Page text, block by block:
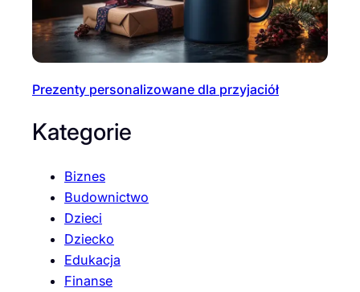
Prezenty personalizowane dla przyjaciół
Kategorie
Biznes
Budownictwo
Dzieci
Dziecko
Edukacja
Finanse